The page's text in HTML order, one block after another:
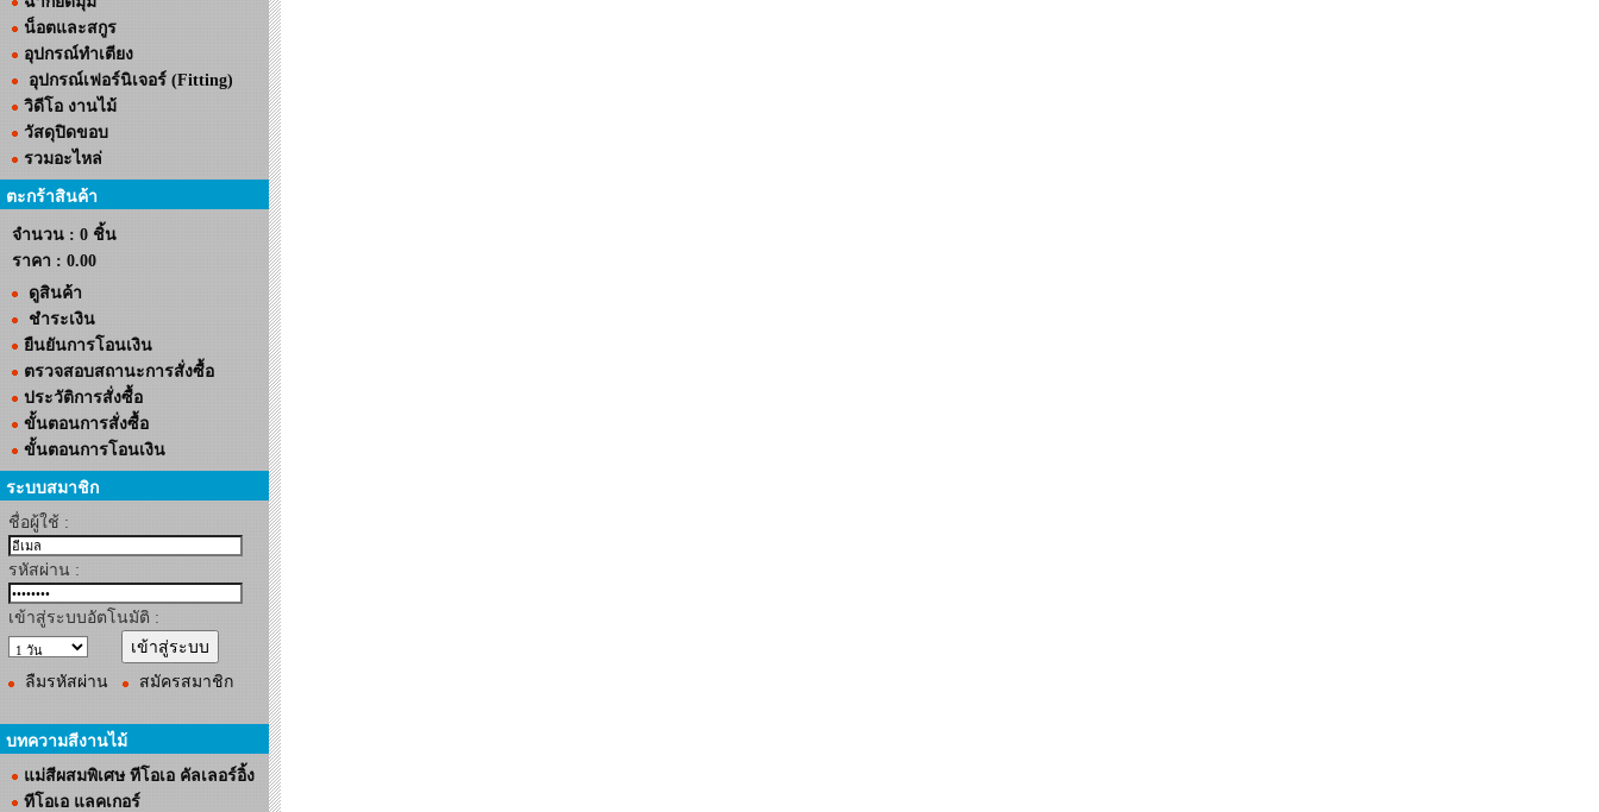
น็อตและสกูร
อุปกรณ์ทำเตียง
อุปกรณ์เฟอร์นิเจอร์ (Fitting)
วิดีโอ งานไม้
วัสดุปิดขอบ
รวมอะไหล่
ตะกร้าสินค้า
จำนวน : 0 ชิ้น
ราคา : 0.00
ดูสินค้า
ชำระเงิน
ยืนยันการโอนเงิน
ตรวจสอบสถานะการสั่งซื้อ
ประวัติการสั่งซื้อ
ขั้นตอนการสั่งซื้อ
ขั้นตอนการโอนเงิน
ระบบสมาชิก
ชื่อผู้ใช้ :
รหัสผ่าน :
เข้าสู่ระบบอัตโนมัติ :
ลืมรหัสผ่าน สมัครสมาชิก
บทความสีงานไม้
แม่สีผสมพิเศษ ทีโอเอ คัลเลอร์อิ้ง
ทีโอเอ แลคเกอร์